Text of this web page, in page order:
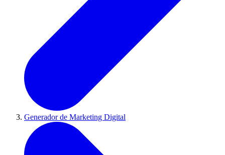
Generador de Marketing Digital